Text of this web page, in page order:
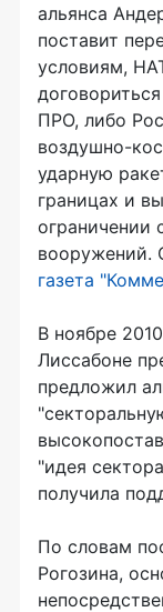
альянса
поставит
условиям,
ПРО, либо
воздушно-
ударную
границах и
ограничении
вооружений.
газета
В ноябре
Лиссабоне
предложил
"идея
получила
По словам
Рогозина,